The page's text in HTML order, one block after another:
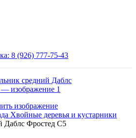
8 (926) 777-75-43
изображение
Хвойные деревья и кустарники
Даблс Фростед С5